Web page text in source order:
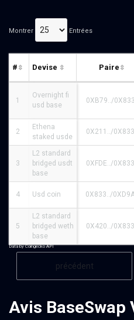
Montrer Entrées
précédent
# Devise Paire
1
Overnight fi
usd base
0XB79../
2
Ethena
staked usde
0X211../
3
L2 standard
bridged usdt
base
0XFDE../
4 Usd coin 0X833../
5
L2 standard
bridged weth
base
0X420../
Data by Coingecko API
Avis BaseSwap